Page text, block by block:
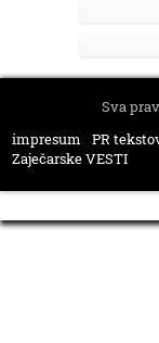
Sva
impresum
PR
Zaječarske VESTI